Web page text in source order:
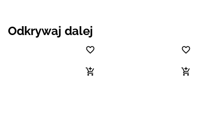
Odkrywaj dalej